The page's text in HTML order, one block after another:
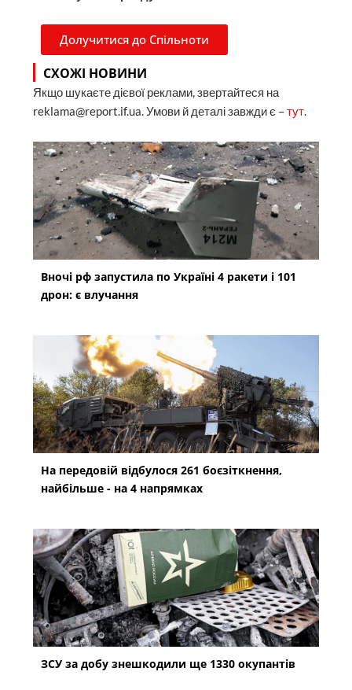
Долучитися до Спільноти
СХОЖІ НОВИНИ
Якщо шукаєте дієвої реклами, звертайтеся на
reklama@report.if.ua. Умови й деталі завжди є –тут.
Вночі рф запустила по Україні 4 ракети і 101
дрон: є влучання
На передовій відбулося 261 боєзіткнення,
найбільше - на 4 напрямках
ЗСУ за добу знешкодили ще 1330 окупантів